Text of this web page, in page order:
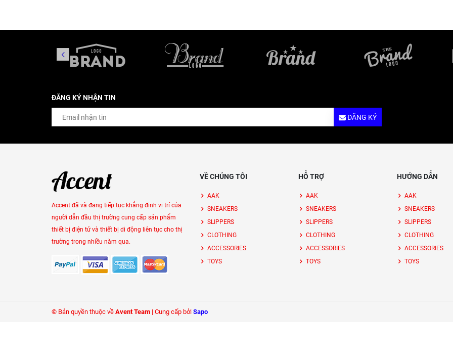
ĐĂNG KÝ NHẬN TIN
ĐĂNG KÝ
Accent đã và đang tiếp tục khẳng định vị trí của
người dẫn đầu thị trường cung cấp sản phẩm
thiết bị điện tử và thiết bị di động liên tục cho thị
trường trong nhiều năm qua.
VỀ CHÚNG TÔI
AAK
SNEAKERS
SLIPPERS
CLOTHING
ACCESSORIES
TOYS
HỖ TRỢ
AAK
SNEAKERS
SLIPPERS
CLOTHING
ACCESSORIES
TOYS
HƯỚNG DẪN
AAK
SNEAKERS
SLIPPERS
CLOTHING
ACCESSORIES
TOYS
© Bản quyền thuộc về Avent Team | Cung cấp bởi Sapo